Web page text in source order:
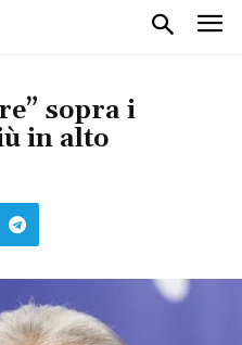
sopra i
in alto